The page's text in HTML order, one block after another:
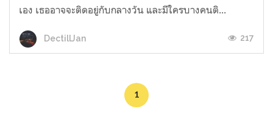
เอง เธออาจจะติดอยู่กับกลางวัน และมีใครบางคนติ...
DectillJan 217
1